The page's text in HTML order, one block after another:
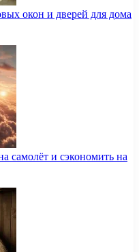
окон и дверей для дома
самолёт и сэкономить на